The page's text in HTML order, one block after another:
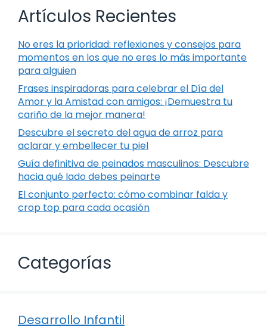
Artículos Recientes
No eres la prioridad: reflexiones y consejos para
momentos en los que no eres lo más importante
para alguien
Frases inspiradoras para celebrar el Día del
Amor y la Amistad con amigos: ¡Demuestra tu
cariño de la mejor manera!
Descubre el secreto del agua de arroz para
aclarar y embellecer tu piel
Guía definitiva de peinados masculinos: Descubre
hacia qué lado debes peinarte
El conjunto perfecto: cómo combinar falda y
crop top para cada ocasión
Categorías
Desarrollo Infantil